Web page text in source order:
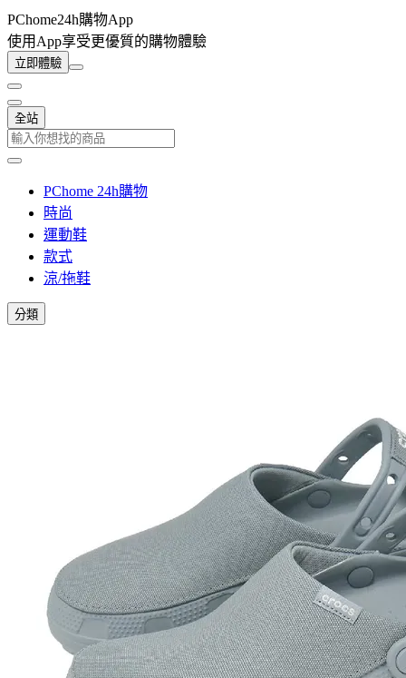
PChome24h購物App
使用App享受更優質的購物體驗
立即體驗
全站
PChome 24h購物
時尚
運動鞋
款式
涼/拖鞋
分類